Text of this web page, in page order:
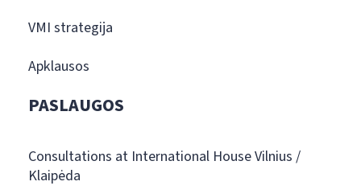
VMI strategija
Apklausos
PASLAUGOS
Consultations at International House Vilnius /
Klaipėda